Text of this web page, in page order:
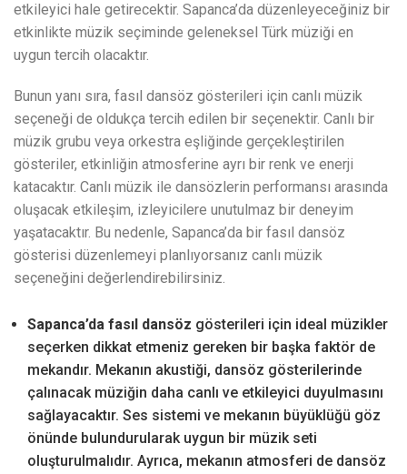
etkileyici hale getirecektir. Sapanca’da düzenleyeceğiniz bir
etkinlikte müzik seçiminde geleneksel Türk müziği en
uygun tercih olacaktır.
Bunun yanı sıra, fasıl dansöz gösterileri için canlı müzik
seçeneği de oldukça tercih edilen bir seçenektir. Canlı bir
müzik grubu veya orkestra eşliğinde gerçekleştirilen
gösteriler, etkinliğin atmosferine ayrı bir renk ve enerji
katacaktır. Canlı müzik ile dansözlerin performansı arasında
oluşacak etkileşim, izleyicilere unutulmaz bir deneyim
yaşatacaktır. Bu nedenle, Sapanca’da bir fasıl dansöz
gösterisi düzenlemeyi planlıyorsanız canlı müzik
seçeneğini değerlendirebilirsiniz.
Sapanca’da fasıl dansöz gösterileri için ideal müzikler
seçerken dikkat etmeniz gereken bir başka faktör de
mekandır. Mekanın akustiği, dansöz gösterilerinde
çalınacak müziğin daha canlı ve etkileyici duyulmasını
sağlayacaktır. Ses sistemi ve mekanın büyüklüğü göz
önünde bulundurularak uygun bir müzik seti
oluşturulmalıdır. Ayrıca, mekanın atmosferi de dansöz